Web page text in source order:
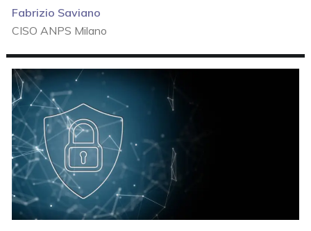
Fabrizio Saviano
CISO ANPS Milano